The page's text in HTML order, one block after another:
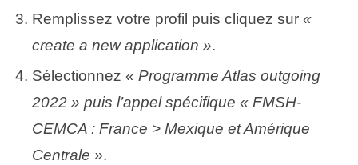
Remplissez votre profil puis cliquez sur «
create a new application ».
Sélectionnez « Programme Atlas outgoing
2022 » puis l’appel spécifique « FMSH-
CEMCA : France > Mexique et Amérique
Centrale ».